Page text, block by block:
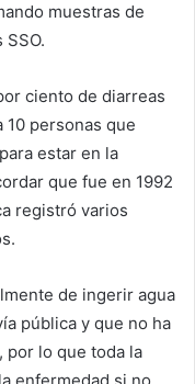
muestras de
ciento de diarreas
10 personas que
estar en la
que fue en 1992
registró varios
de ingerir agua
pública y que no ha
por lo que toda la